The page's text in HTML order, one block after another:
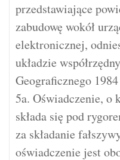
przedstawiające
zabudowę wokół
elektronicznej,
układzie
Geograficznego
5a. Oświadczenie, o
składa się pod
za składanie
oświadczenie jest